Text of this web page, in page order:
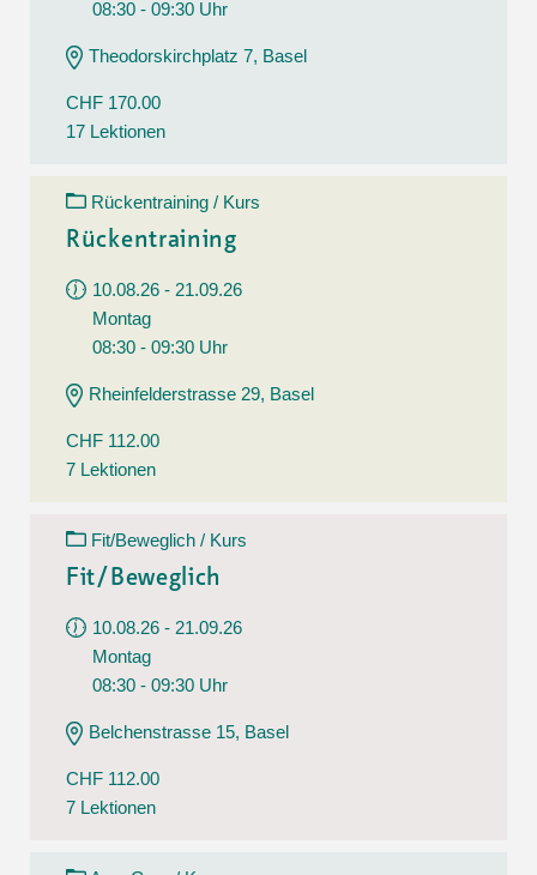
08:30 - 09:30 Uhr
Theodorskirchplatz 7, Basel
CHF 170.00
17 Lektionen
Rückentraining / Kurs
Rückentraining
10.08.26 - 21.09.26
Montag
08:30 - 09:30 Uhr
Rheinfelderstrasse 29, Basel
CHF 112.00
7 Lektionen
Fit/Beweglich / Kurs
Fit/Beweglich
10.08.26 - 21.09.26
Montag
08:30 - 09:30 Uhr
Belchenstrasse 15, Basel
CHF 112.00
7 Lektionen